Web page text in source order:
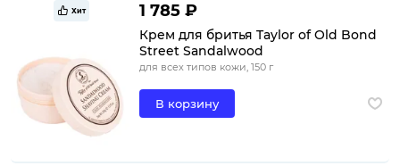
Хит 1 785 ₽
Крем для бритья Taylor of Old Bond
Street Sandalwood
для всех типов кожи, 150 г
В корзину